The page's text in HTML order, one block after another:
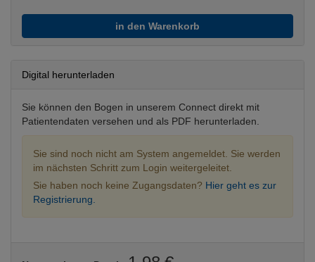
in den Warenkorb
Digital herunterladen
Sie können den Bogen in unserem Connect direkt mit
Patientendaten versehen und als PDF herunterladen.
Sie sind noch nicht am System angemeldet. Sie werden
im nächsten Schritt zum Login weitergeleitet.
Sie haben noch keine Zugangsdaten? Hier geht es zur
Registrierung.